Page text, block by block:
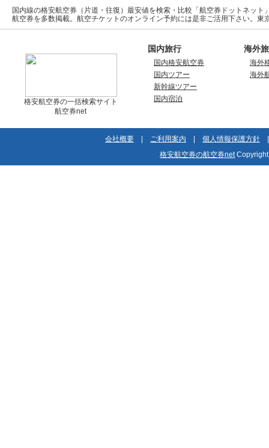
国内線の格安航空券（片道・往復）最安値を検索・比較「航空券ドットネッ
航空券を多数掲載。航空チケットのオンライン予約には是非ご活用下さい。
格安航空券の一括検索サイト
航空券net
国内旅行
国内格安航空券
国内ツアー
新幹線ツアー
国内宿泊
海外
海外
海外
会社概要 ご利用案内 個人情報保護方針
格安航空券の航空券net